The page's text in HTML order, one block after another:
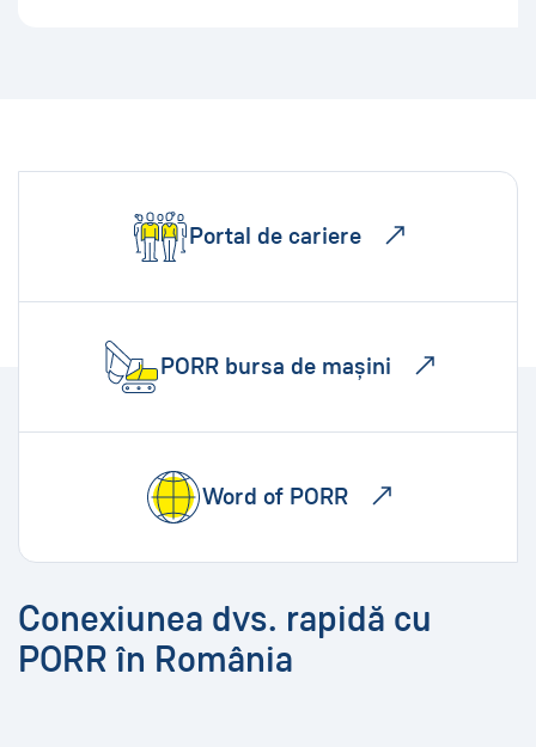
Portal de cariere
PORR bursa de mașini
Word of PORR
Conexiunea dvs. rapidă cu
PORR în România